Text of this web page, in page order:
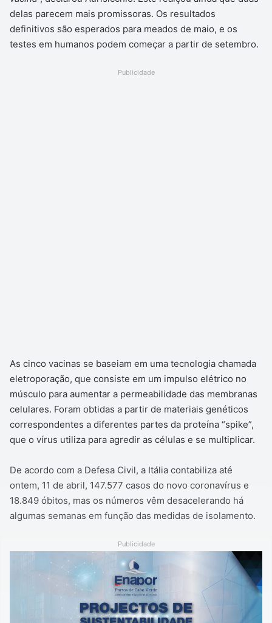
delas parecem mais promissoras. Os resultados
definitivos são esperados para meados de maio, e os
testes em humanos podem começar a partir de setembro.
Publicidade
As cinco vacinas se baseiam em uma tecnologia chamada
eletroporação, que consiste em um impulso elétrico no
músculo para aumentar a permeabilidade das membranas
celulares. Foram obtidas a partir de materiais genéticos
correspondentes a diferentes partes da proteína “spike”,
que o vírus utiliza para agredir as células e se multiplicar.
De acordo com a Defesa Civil, a Itália contabiliza até
ontem, 11 de abril, 147.577 casos do novo coronavírus e
18.849 óbitos, mas os números vêm desacelerando há
algumas semanas em função das medidas de isolamento.
Publicidade